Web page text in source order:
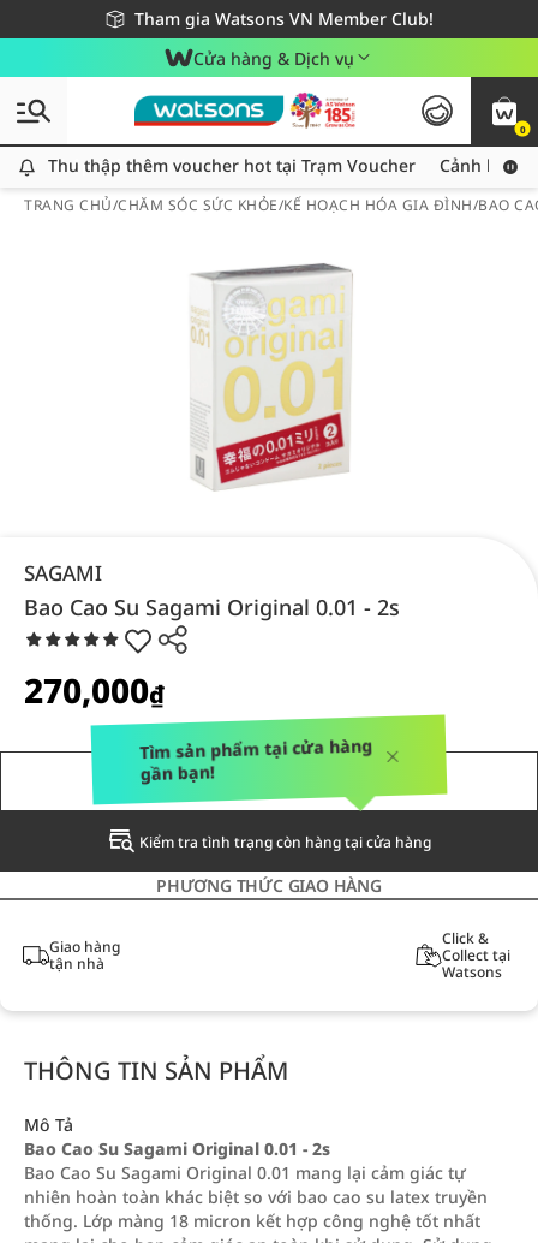
Tham gia Watsons VN Member Club!
Miễn phí giao hàng cho đơn hàng từ 249,000Đ
Giao hàng nhanh 24h - Áp dụng khu vực TP. Hồ Chí Minh
Cửa hàng & Dịch vụ
0
Thu thập thêm voucher hot tại Trạm Voucher
Thu thập thêm voucher hot tại Trạm Voucher Cảnh báo
TRANG CHỦ/CHĂM SÓC SỨC KHỎE/KẾ HOẠCH HÓA GIA ĐÌNH/BAO
SAGAMI
Bao Cao Su Sagami Original 0.01 - 2s
270,000₫
THÔNG BÁO CHO TÔI
Kiểm tra tình trạng còn hàng tại cửa hàng
Tìm sản phẩm tại cửa hàng
gần bạn!
PHƯƠNG THỨC GIAO HÀNG
Giao hàng
tận nhà
Click &
Collect tại
Watsons
THÔNG TIN SẢN PHẨM
Mô Tả
Bao Cao Su Sagami Original 0.01 - 2s
Bao Cao Su Sagami Original 0.01 mang lại cảm giác tự
nhiên hoàn toàn khác biệt so với bao cao su latex truyền
thống. Lớp màng 18 micron kết hợp công nghệ tốt nhất